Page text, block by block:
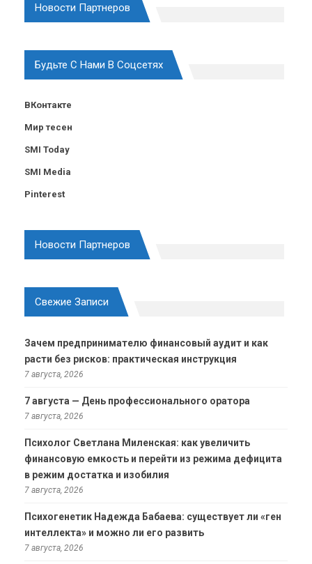
Новости Партнеров
Будьте С Нами В Соцсетях
ВКонтакте
Мир тесен
SMI Today
SMI Media
Pinterest
Новости Партнеров
Свежие Записи
Зачем предпринимателю финансовый аудит и как
расти без рисков: практическая инструкция
7 августа, 2026
7 августа — День профессионального оратора
7 августа, 2026
Психолог Светлана Миленская: как увеличить
финансовую емкость и перейти из режима дефицита
в режим достатка и изобилия
7 августа, 2026
Психогенетик Надежда Бабаева: существует ли «ген
интеллекта» и можно ли его развить
7 августа, 2026